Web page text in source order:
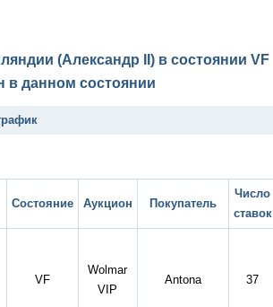
(Александр II) в состоянии VF
в данном состоянии
Состояние Аукцион Покупатель
Число
ставок
VF
Wolmar
VIP
Antona 37